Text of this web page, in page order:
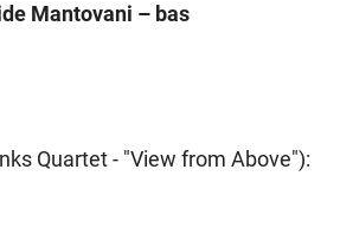
Mantovani – bas
Quartet - "View from Above"):